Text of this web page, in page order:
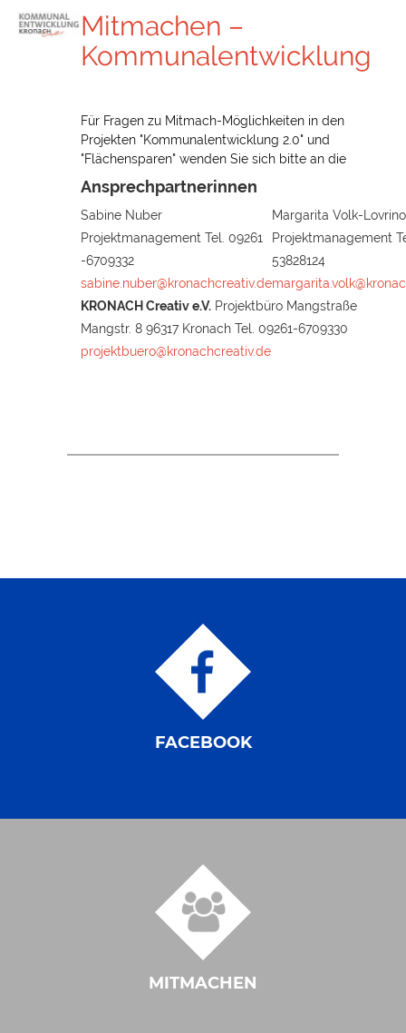
Mitmachen –
Kommunalentwicklung
Für Fragen zu Mitmach-Möglichkeiten in den
Projekten "Kommunalentwicklung 2.0" und
"Flächensparen" wenden Sie sich bitte an die
Ansprechpartnerinnen
Sabine Nuber
Projektmanagement Tel. 09261
-6709332
sabine.nuber@kronachcreativ.de
Margarita Volk-
Projektmanagement
53828124
KRONACH Creativ e.V.Projektbüro Mangstraße
Mangstr. 8 96317 Kronach Tel. 09261-6709330
projektbuero@kronachcreativ.de
FACEBOOK
MITMACHEN